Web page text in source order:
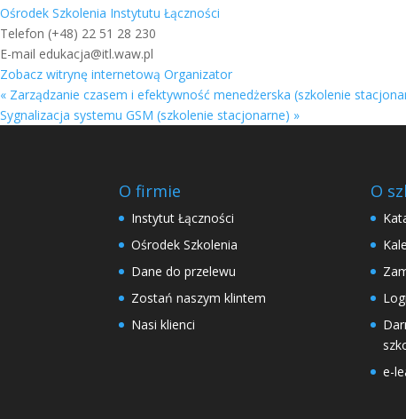
Ośrodek Szkolenia Instytutu Łączności
Telefon (+48) 22 51 28 230
E-mail edukacja@itl.waw.pl
Zobacz witrynę internetową Organizator
« Zarządzanie czasem i efektywność menedżerska (szkolenie
Sygnalizacja systemu GSM (szkolenie stacjonarne) »
O firmie
Instytut Łączności
Ośrodek Szkolenia
Dane do przelewu
Zostań naszym klintem
Nasi klienci
O
e-